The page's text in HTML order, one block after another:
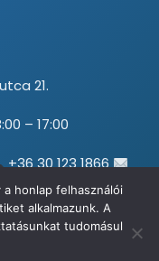
21.
– 17:00
+36 30 123 1866
honlap felhasználói
alkalmazunk. A
tudomásul